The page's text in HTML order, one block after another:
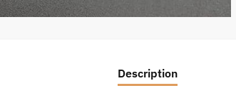
Description